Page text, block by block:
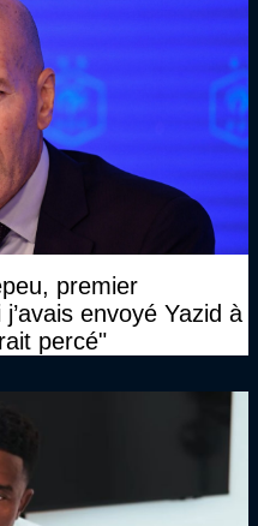
premier
envoyé Yazid à
percé"